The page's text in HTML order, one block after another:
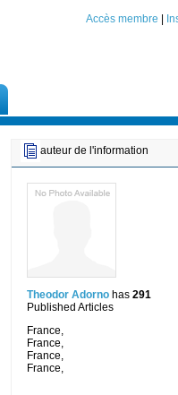
Accès membre
auteur de l'information
Theodor Adorno has 291
Published Articles
France,
France,
France,
France,